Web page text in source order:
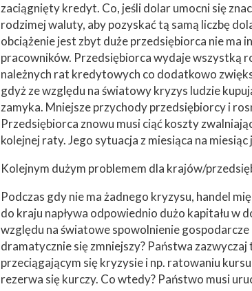
zaciągnięty kredyt. Co, jeśli dolar umocni się
rodzimej waluty, aby pozyskać tą samą liczbę
obciążenie jest zbyt duże przedsiębiorca nie ma
pracowników. Przedsiębiorca wydaje wszystką
należnych rat kredytowych co dodatkowo
gdyż ze względu na światowy kryzys ludzie
zamyka. Mniejsze przychody przedsiębiorcy i
Przedsiębiorca znowu musi ciąć koszty
kolejnej raty. Jego sytuacja z miesiąca na
Kolejnym dużym problemem dla krajów/
Podczas gdy nie ma żadnego kryzysu, handel
do kraju napływa odpowiednio dużo kapitału w
względu na światowe spowolnienie
dramatycznie się zmniejszy? Państwa
przeciągającym się kryzysie i np. ratowaniu
rezerwa się kurczy. Co wtedy? Państwo musi